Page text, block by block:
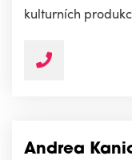
kulturních
Andrea